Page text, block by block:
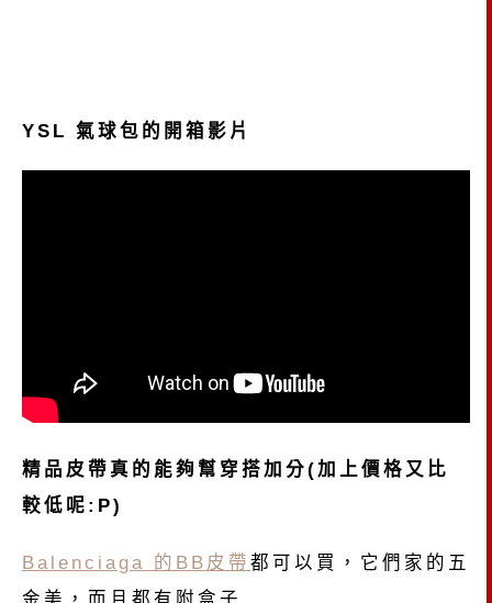
YSL 氣球包的開箱影片
精品皮帶真的能夠幫穿搭加分(加上價格又比
較低呢:P)
Balenciaga 的BB皮帶 都可以買，它們家的五
金美，而且都有附盒子